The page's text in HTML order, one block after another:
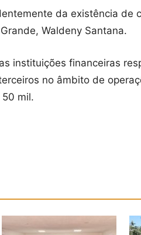
da existência de
Waldeny Santana.
instituições financeiras
no âmbito de
mil.